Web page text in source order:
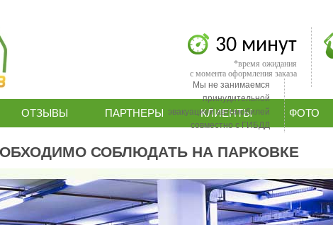
30 минут
*время ожидания
с момента оформления заказа
Мы не занимаемся
принудительной
эвакуацией автомобилей
совместно с ГИБДД
ОТЗЫВЫ ПАРТНЕРЫ КЛИЕНТЫ ФОТО
СОБЛЮДАТЬ НА ПАРКОВКЕ